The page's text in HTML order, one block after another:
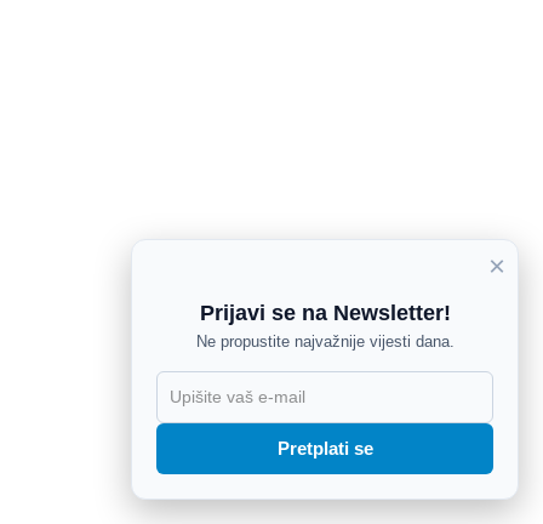
×
Prijavi se na Newsletter!
Ne propustite najvažnije vijesti dana.
Pretplati se